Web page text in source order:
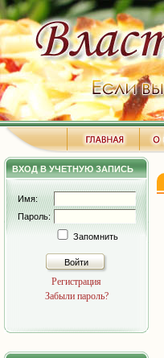
ВХОД В УЧЕТНУЮ ЗАПИСЬ
Имя:
Пароль:
Запомнить
Войти
Регистрация
Забыли пароль?